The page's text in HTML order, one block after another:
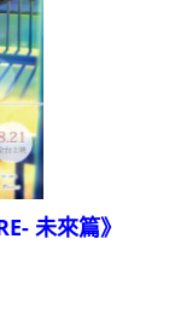
未來篇》